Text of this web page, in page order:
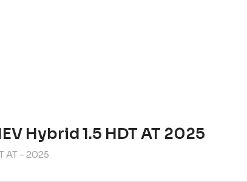
Hybrid 1.5 HDT AT 2025
AT - 2025